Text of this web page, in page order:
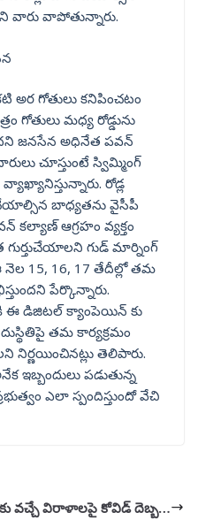
వారు వాపోతున్నారు.
అర గోతులు కనిపించటం
గోతులు మధ్య రోడ్డును
జనసేన అధినేత పవన్
చూస్తుంటే స్విమ్మింగ్
రోడ్ల
బాధ్యతను వైసీపీ
కల్యాణ్ ఆగ్రహం వ్యక్తం
గుర్తుచేయాలని గుడ్ మార్నింగ్
15, 16, 17 తేదీల్లో తమ
పేర్కొన్నారు.
ఈ డిజిటల్ క్యాంపెయిన్ కు
తమ కార్యక్రమం
నిర్ణయించినట్లు తెలిపారు.
ఇబ్బందులు పడుతున్న
ఎలా స్పందిస్తుందో వేచి
వచ్చే విరాళాలపై కోవిడ్ దెబ్బ…